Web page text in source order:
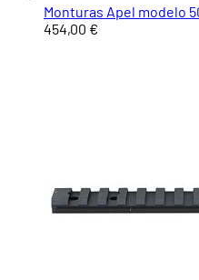
Monturas Apel modelo
454,00 €